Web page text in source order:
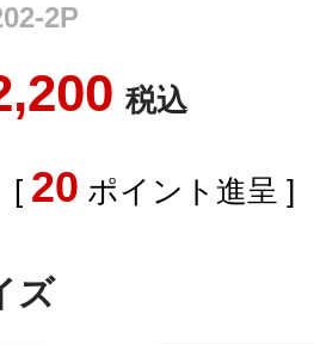
2P
税込
[ 20 ポイント進呈 ]
ズ